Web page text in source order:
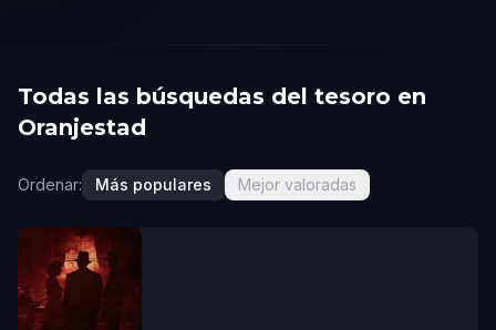
Todas las búsquedas del tesoro en
Oranjestad
Ordenar: Más populares Mejor valoradas